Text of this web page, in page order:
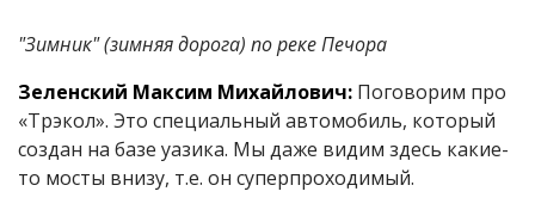
"Зимник" (зимняя дорога) по реке Печора
Зеленский Максим Михайлович: Поговорим про
«Трэкол». Это специальный автомобиль, который
создан на базе уазика. Мы даже видим здесь какие-
то мосты внизу, т.е. он суперпроходимый.